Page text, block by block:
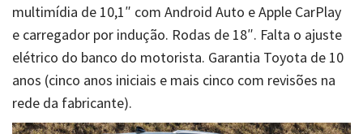
multimídia de 10,1″ com Android Auto e Apple CarPlay
e carregador por indução. Rodas de 18″. Falta o ajuste
elétrico do banco do motorista. Garantia Toyota de 10
anos (cinco anos iniciais e mais cinco com revisões na
rede da fabricante).